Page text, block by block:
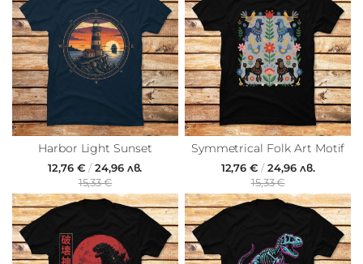
Harbor Light Sunset
12,76 € /24,96 лв.
15,33 €
Symmetrical Folk Art Motif
12,76 €/24,96 лв.
15,33 €